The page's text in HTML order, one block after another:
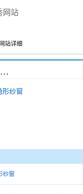
网站
站详细
无轨纱门 |免打孔纱门|易拆洗纱窗|隐形纱窗
形纱窗
纱窗